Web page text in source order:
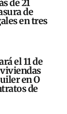
de 21
de
en tres
el 11 de
en O
de